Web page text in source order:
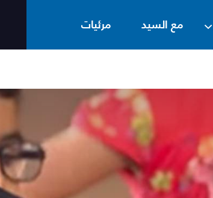
مع السيد مرئيات